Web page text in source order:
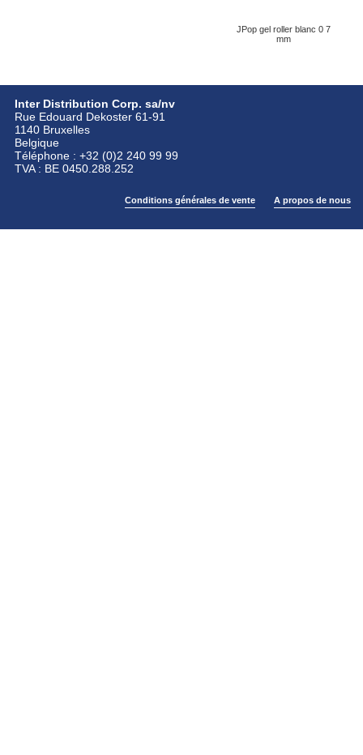
JPop gel roller blanc 0 7
mm
Inter Distribution Corp. sa/nv
Rue Edouard Dekoster 61-91
1140 Bruxelles
Belgique
Téléphone : +32 (0)2 240 99 99
TVA : BE 0450.288.252
Conditions générales de vente A propos de nous